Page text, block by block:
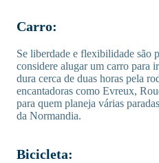
Carro:
Se liberdade e flexibilidade são
considere alugar um carro para
dura cerca de duas horas pela
encantadoras como Evreux,
para quem planeja várias
da Normandia.
Bicicleta: